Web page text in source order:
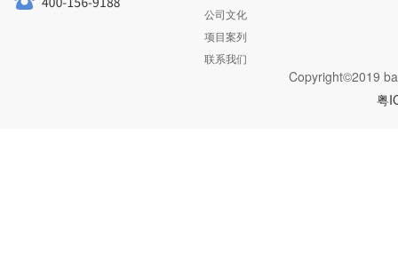
公司文化
项目案列
联系我们
Copyright©2019
粤